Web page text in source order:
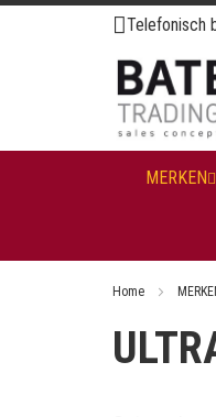
Ga
naar
de
inhoud
Telefonisch
MERKEN
Home